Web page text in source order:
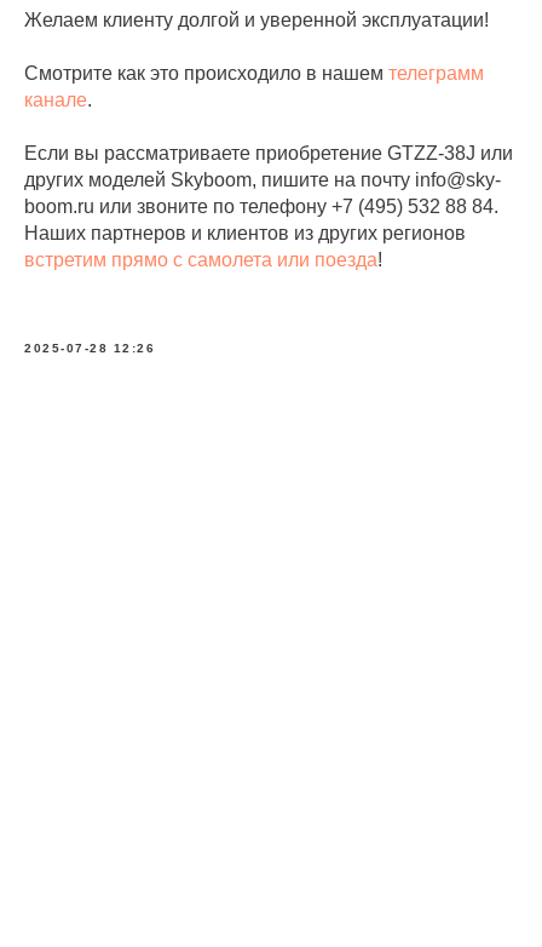
Желаем клиенту долгой и уверенной эксплуатации!
Смотрите как это происходило в нашем телеграмм
канале.
Если вы рассматриваете приобретение GTZZ-38J или
других моделей Skyboom, пишите на почту info@sky-
boom.ru или звоните по телефону +7 (495) 532 88 84.
Наших партнеров и клиентов из других регионов
встретим прямо с самолета или поезда!
2025-07-28 12:26